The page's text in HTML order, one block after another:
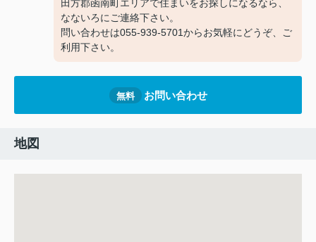
田方郡函南町エリアで住まいをお探しになるなら、
なないろにご連絡下さい。
問い合わせは055-939-5701からお気軽にどうぞ、ご
利用下さい。
無料 お問い合わせ
地図